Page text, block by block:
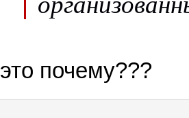
это почему???